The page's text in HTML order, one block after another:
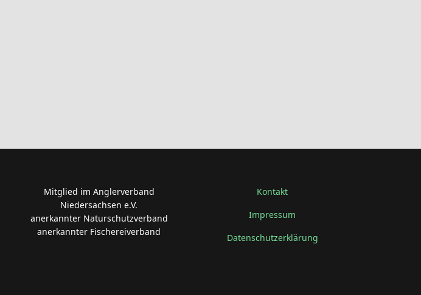
Mitglied im Anglerverband
Niedersachsen e.V.
anerkannter Naturschutzverband
anerkannter Fischereiverband
Kontakt
Impressum
Datenschutzerklärung